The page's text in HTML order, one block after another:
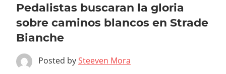
Pedalistas buscaran la gloria
sobre caminos blancos en Strade
Bianche
Posted bySteeven Mora